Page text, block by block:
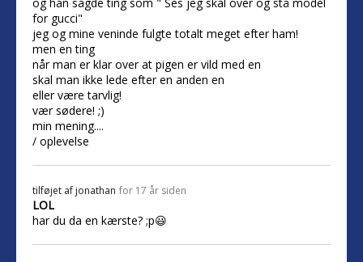
for gucci"
jeg og mine veninde fulgte totalt meget efter ham!
men en ting
når man er klar over at pigen er vild med en
skal man ikke lede efter en anden en
eller være tarvlig!
vær sødere! ;)
min mening....
/ oplevelse
tilføjet af jonathan for 17 år siden
LOL
har du da en kærste? ;p😃